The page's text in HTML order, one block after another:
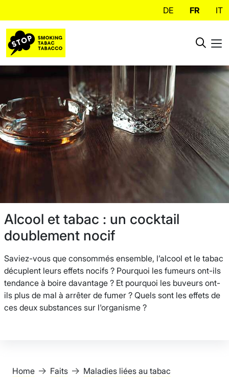
DE FR IT
Alcool et tabac : un cocktail
doublement nocif
Saviez-vous que consommés ensemble, l’alcool et le tabac
décuplent leurs effets nocifs ? Pourquoi les fumeurs ont-ils
tendance à boire davantage ? Et pourquoi les buveurs ont-
ils plus de mal à arrêter de fumer ? Quels sont les effets de
ces deux substances sur l'organisme ?
Home Faits
Maladies liées au tabac